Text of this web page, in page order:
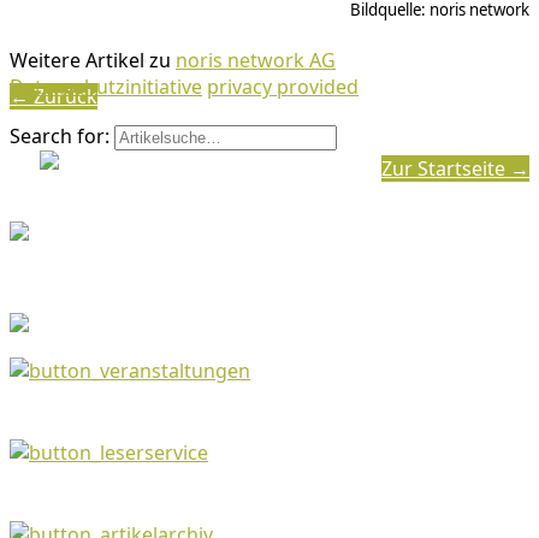
Bildquelle: noris network
Weitere Artikel zu noris network AG
Datenschutzinitiative privacy provided
Zur Startseite →
← Zurück
Search for: